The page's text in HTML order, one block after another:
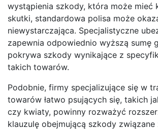
wystąpienia szkody, która może mieć
skutki, standardowa polisa może
niewystarczająca. Specjalistyczne
zapewnia odpowiednio wyższą sumę
pokrywa szkody wynikające z
takich towarów.
Podobnie, firmy specjalizujące się w
towarów łatwo psujących się, takich
czy kwiaty, powinny rozważyć
klauzulę obejmującą szkody